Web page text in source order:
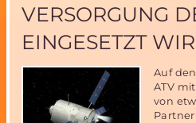
VERSORGUNG
EINGESETZT
Auf
ATV
von
Partner